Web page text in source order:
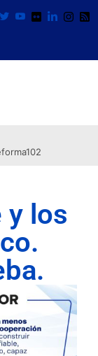
y los